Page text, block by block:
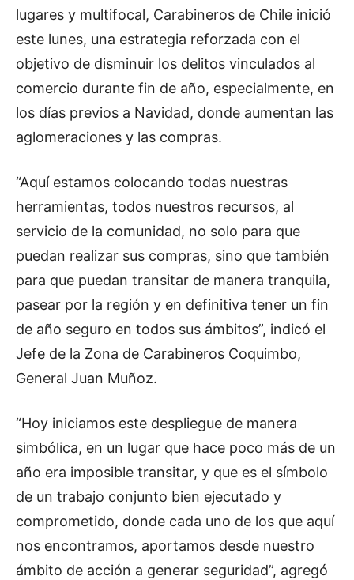
lugares y multifocal, Carabineros de Chile inició
este lunes, una estrategia reforzada con el
objetivo de disminuir los delitos vinculados al
comercio durante fin de año, especialmente, en
los días previos a Navidad, donde aumentan las
aglomeraciones y las compras.
“Aquí estamos colocando todas nuestras
herramientas, todos nuestros recursos, al
servicio de la comunidad, no solo para que
puedan realizar sus compras, sino que también
para que puedan transitar de manera tranquila,
pasear por la región y en definitiva tener un fin
de año seguro en todos sus ámbitos”, indicó el
Jefe de la Zona de Carabineros Coquimbo,
General Juan Muñoz.
“Hoy iniciamos este despliegue de manera
simbólica, en un lugar que hace poco más de un
año era imposible transitar, y que es el símbolo
de un trabajo conjunto bien ejecutado y
comprometido, donde cada uno de los que aquí
nos encontramos, aportamos desde nuestro
ámbito de acción a generar seguridad”, agregó